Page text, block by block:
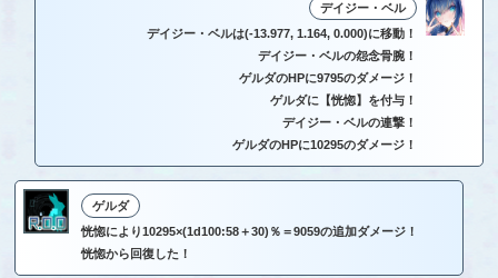
デイジー・ベル
デイジー・ベルは(-13.977, 1.164, 0.000)に移動！
デイジー・ベルの怨念骨腕！
ゲルダのHPに9795のダメージ！
ゲルダに【恍惚】を付与！
デイジー・ベルの連撃！
ゲルダのHPに10295のダメージ！
ゲルダ
恍惚により10295×(1d100:58＋30)％＝9059の追加ダメージ！
恍惚から回復した！